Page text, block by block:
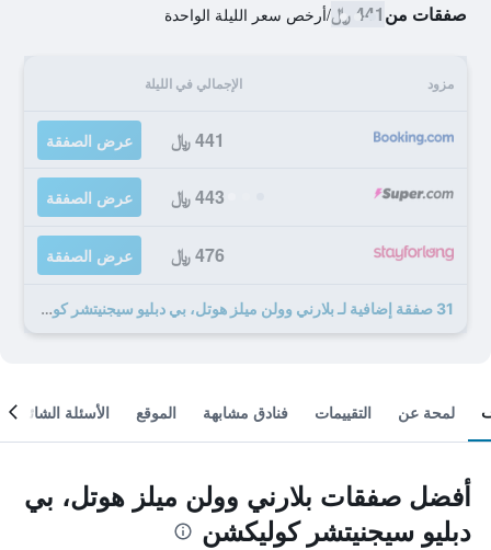
صفقات من441 ﷼ /أرخص سعر الليلة الواحدة
مزود الإجمالي في الليلة
441 ﷼ عرض الصفقة
443 ﷼ عرض الصفقة
476 ﷼ عرض الصفقة
31 صفقة إضافية لـ بلارني وولن ميلز هوتل، بي دبليو سيجنيتشر كوليكشن
لمحة عن التقييمات فنادق مشابهة الموقع الأسئلة الشائعة
أفضل صفقات بلارني وولن ميلز هوتل، بي
دبليو سيجنيتشر كوليكشن